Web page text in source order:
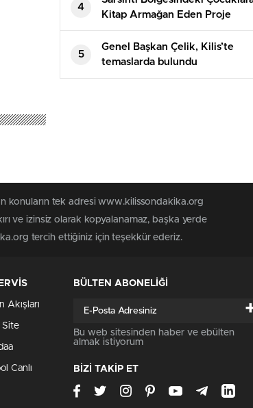
4
Kitap Armağan Eden Proje
5
Genel Başkan Çelik, Kilis’te
temaslarda bulundu
konuların tek adresi www.kilissondakika.org
ve izinsiz olarak kopyalanamaz, başka yerde
tercih ettiğiniz için teşekkür ederiz.
Akışları
Site
Canlı
BÜLTEN ABONELİĞİ
Bu web sitesinden haber ve ebülten
almak istiyorum
BİZİ TAKİP ET